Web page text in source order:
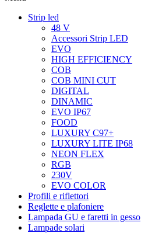
Strip led
48 V
Accessori Strip LED
EVO
HIGH EFFICIENCY
COB
COB MINI CUT
DIGITAL
DINAMIC
EVO IP67
FOOD
LUXURY C97+
LUXURY LITE IP68
NEON FLEX
RGB
230V
EVO COLOR
Profili e riflettori
Reglette e plafoniere
Lampada GU e faretti in gesso
Lampade solari